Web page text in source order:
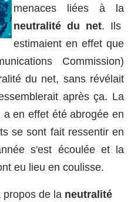
menaces liées à la
neutralité du net. Ils
estimaient en effet que
Commission)
du net, sans révélait
après ça. La
en effet été abrogée en
se sont fait ressentir en
s'est écoulée et la
eu lieu en coulisse.
propos de la neutralité